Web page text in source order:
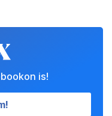
is!